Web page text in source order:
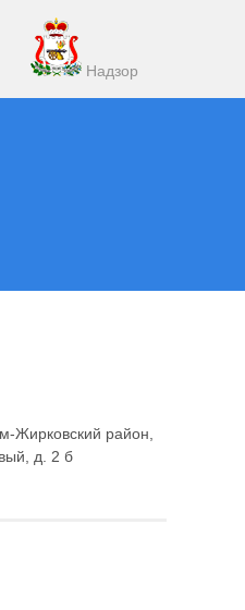
Надзор
Жирковский район,
д. 2 б